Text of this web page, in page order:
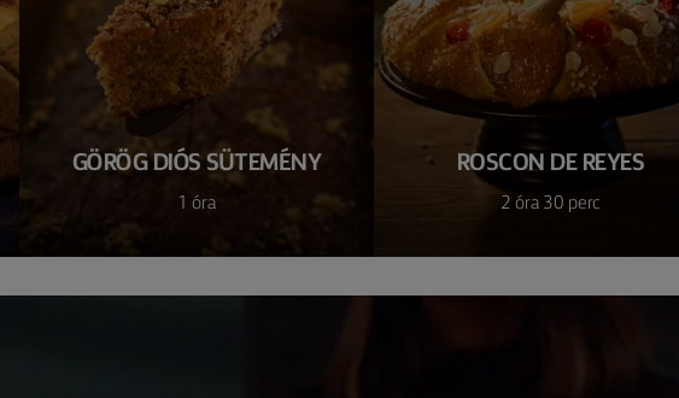
GÖRÖG DIÓS SÜTEMÉNY
1 óra
ROSCON DE REYES
2 óra 30 perc